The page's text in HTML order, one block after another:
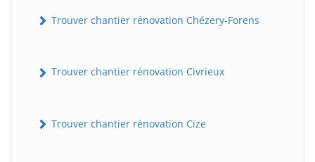
Trouver chantier rénovation Chézery-Forens
Trouver chantier rénovation Civrieux
Trouver chantier rénovation Cize